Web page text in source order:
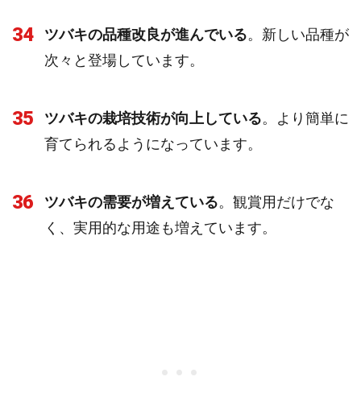
34 ツバキの品種改良が進んでいる。新しい品種が
次々と登場しています。
35 ツバキの栽培技術が向上している。より簡単に
育てられるようになっています。
36 ツバキの需要が増えている。観賞用だけでな
く、実用的な用途も増えています。